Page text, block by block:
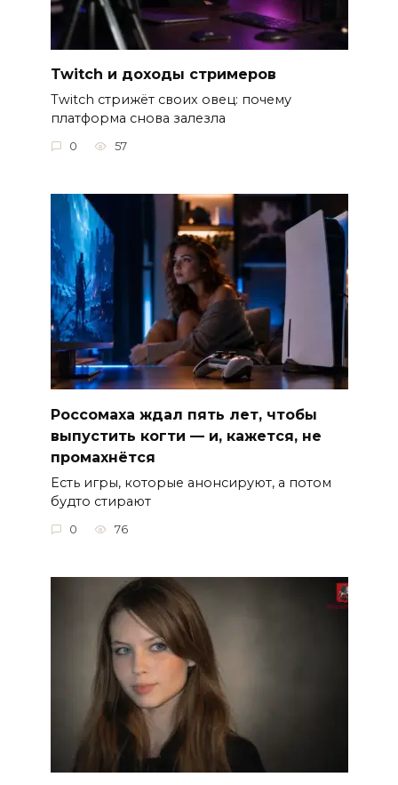
Twitch и доходы стримеров
Twitch стрижёт своих овец: почему
платформа снова залезла
0 57
Россомаха ждал пять лет, чтобы
выпустить когти — и, кажется, не
промахнётся
Есть игры, которые анонсируют, а потом
будто стирают
0 76